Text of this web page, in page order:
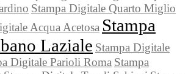
Stampa Digitale Quarto Miglio
Acqua Acetosa Stampa
Laziale Stampa Digitale
Digitale Parioli Roma Stampa